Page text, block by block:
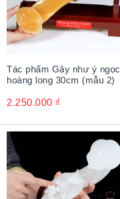
Tác phẩm Gậy như ý ngọc
hoàng long 30cm (mẫu 2)
2.250.000 ₫